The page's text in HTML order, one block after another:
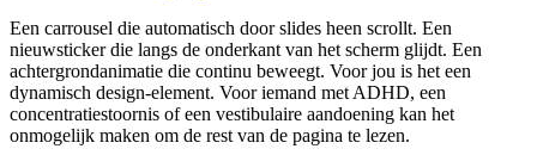
Een carrousel die automatisch door slides heen scrollt. Een
nieuwsticker die langs de onderkant van het scherm glijdt. Een
achtergrondanimatie die continu beweegt. Voor jou is het een
dynamisch design-element. Voor iemand met ADHD, een
concentratiestoornis of een vestibulaire aandoening kan het
onmogelijk maken om de rest van de pagina te lezen.